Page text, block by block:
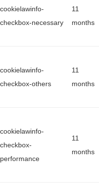
cookielawinfo-
checkbox-necessary
11
months
cookielawinfo-
checkbox-others
11
months
cookielawinfo-
checkbox-
performance
11
months